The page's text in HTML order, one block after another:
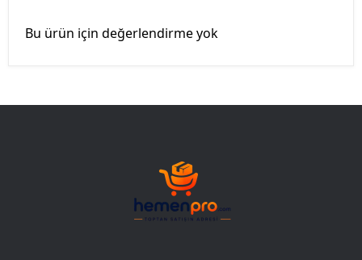
Bu ürün için değerlendirme yok